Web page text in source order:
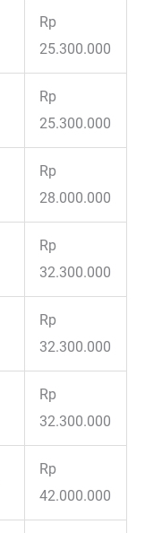
Rp
25.300.000
Rp
25.300.000
Rp
28.000.000
Rp
32.300.000
Rp
32.300.000
Rp
32.300.000
Rp
42.000.000